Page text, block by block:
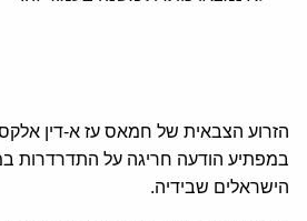
הזרוע הצבאית של חמאס עז א-דין
במפתיע הודעה חריגה על התדרדרות
הישראלים שבידיה.